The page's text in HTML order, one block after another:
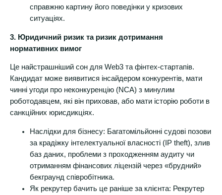
справжню картину його поведінки у кризових
ситуаціях.
3. Юридичний ризик та ризик дотримання
нормативних вимог
Це найстрашніший сон для Web3 та фінтех-стартапів.
Кандидат може виявитися інсайдером конкурентів, мати
чинні угоди про неконкуренцію (NCA) з минулим
роботодавцем, які він приховав, або мати історію роботи в
санкційних юрисдикціях.
Наслідки для бізнесу: Багатомільйонні судові позови
за крадіжку інтелектуальної власності (IP theft), злив
баз даних, проблеми з проходженням аудиту чи
отриманням фінансових ліцензій через «брудний»
бекграунд співробітника.
Як рекрутер бачить це раніше за клієнта: Рекрутер